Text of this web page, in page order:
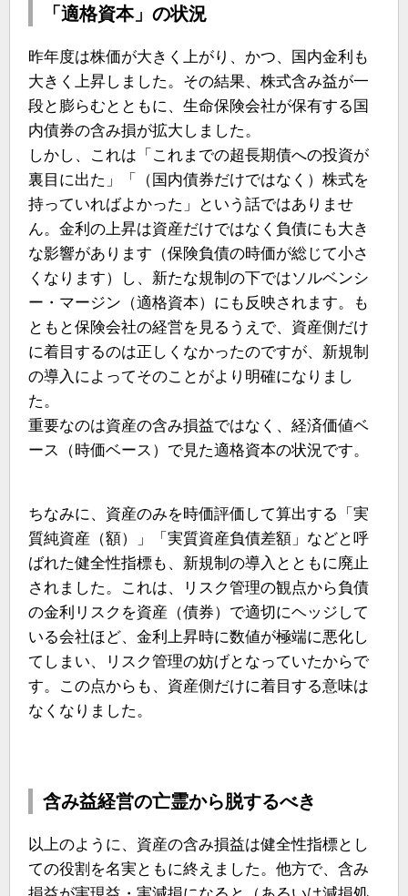
「適格資本」の状況
昨年度は株価が大きく上がり、かつ、国内金利も
大きく上昇しました。その結果、株式含み益が一
段と膨らむとともに、生命保険会社が保有する国
内債券の含み損が拡大しました。
しかし、これは「これまでの超長期債への投資が
裏目に出た」「（国内債券だけではなく）株式を
持っていればよかった」という話ではありませ
ん。金利の上昇は資産だけではなく負債にも大き
な影響があります（保険負債の時価が総じて小さ
くなります）し、新たな規制の下ではソルベンシ
ー・マージン（適格資本）にも反映されます。も
ともと保険会社の経営を見るうえで、資産側だけ
に着目するのは正しくなかったのですが、新規制
の導入によってそのことがより明確になりまし
た。
重要なのは資産の含み損益ではなく、経済価値ベ
ース（時価ベース）で見た適格資本の状況です。
ちなみに、資産のみを時価評価して算出する「実
質純資産（額）」「実質資産負債差額」などと呼
ばれた健全性指標も、新規制の導入とともに廃止
されました。これは、リスク管理の観点から負債
の金利リスクを資産（債券）で適切にヘッジして
いる会社ほど、金利上昇時に数値が極端に悪化し
てしまい、リスク管理の妨げとなっていたからで
す。この点からも、資産側だけに着目する意味は
なくなりました。
含み益経営の亡霊から脱するべき
以上のように、資産の含み損益は健全性指標とし
ての役割を名実ともに終えました。他方で、含み